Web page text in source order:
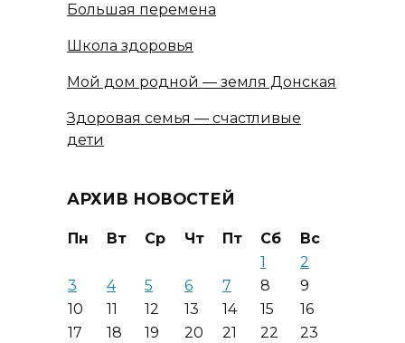
Большая перемена
Школа здоровья
Мой дом родной — земля Донская
Здоровая семья — счастливые
дети
АРХИВ НОВОСТЕЙ
Пн Вт Ср Чт Пт Сб
Вс
1
2
3
4 5 6 7 8
9
10
11 12 13 14 15
16
17
18 19 20 21 22 23